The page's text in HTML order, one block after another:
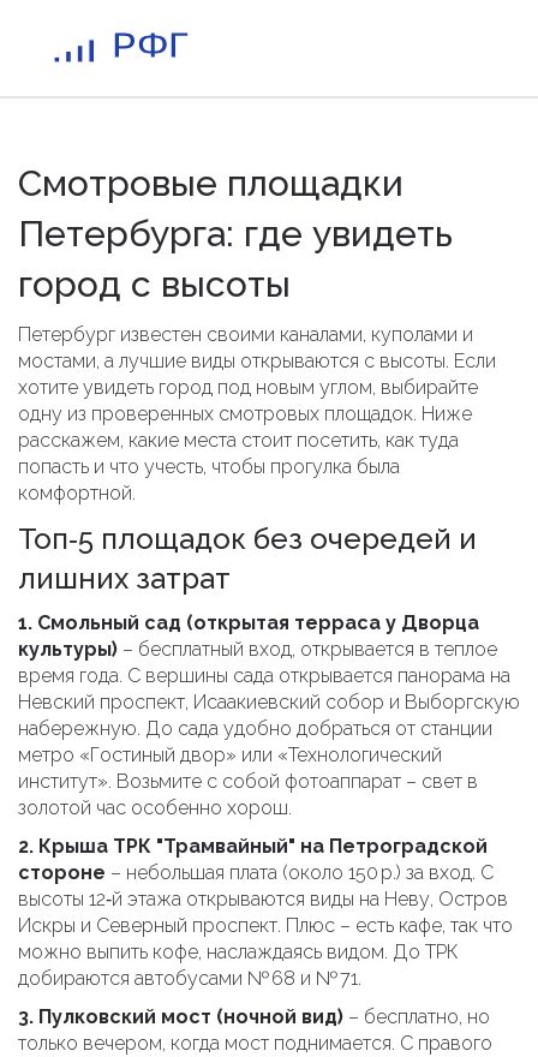
Смотровые площадки
Петербурга: где увидеть
город с высоты
Петербург известен своими каналами, куполами и
мостами, а лучшие виды открываются с высоты. Если
хотите увидеть город под новым углом, выбирайте
одну из проверенных смотровых площадок. Ниже
расскажем, какие места стоит посетить, как туда
попасть и что учесть, чтобы прогулка была
комфортной.
Топ‑5 площадок без очередей и
лишних затрат
1. Смольный сад (открытая терраса у Дворца
культуры) – бесплатный вход, открывается в теплое
время года. С вершины сада открывается панорама на
Невский проспект, Исаакиевский собор и Выборгскую
набережную. До сада удобно добраться от станции
метро «Гостиный двор» или «Технологический
институт». Возьмите с собой фотоаппарат – свет в
золотой час особенно хорош.
2. Крыша ТРК "Трамвайный" на Петроградской
стороне – небольшая плата (около 150 р.) за вход. С
высоты 12‑й этажа открываются виды на Неву, Остров
Искры и Северный проспект. Плюс – есть кафе, так что
можно выпить кофе, наслаждаясь видом. До ТРК
добираются автобусами № 68 и № 71.
3. Пулковский мост (ночной вид) – бесплатно, но
только вечером, когда мост поднимается. С правого